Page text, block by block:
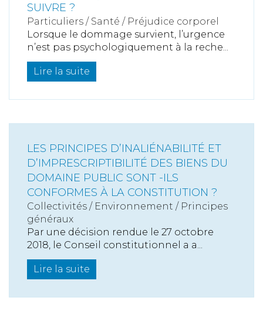
SUIVRE ?
Particuliers / Santé / Préjudice corporel
Lorsque le dommage survient, l’urgence
n’est pas psychologiquement à la reche...
Lire la suite
LES PRINCIPES D’INALIÉNABILITÉ ET
D’IMPRESCRIPTIBILITÉ DES BIENS DU
DOMAINE PUBLIC SONT -ILS
CONFORMES À LA CONSTITUTION ?
Collectivités / Environnement / Principes
généraux
Par une décision rendue le 27 octobre
2018, le Conseil constitutionnel a a...
Lire la suite